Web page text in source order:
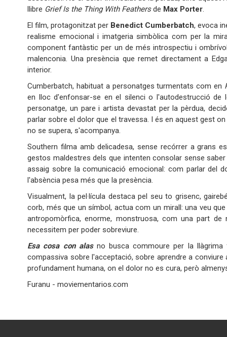
llibre Grief Is the Thing With Feathersde Max Porter.
El film, protagonitzat per Benedict Cumberbatch, evoca
realisme emocional i imatgeria simbòlica com per la
component fantàstic per un de més introspectiu i
malenconia. Una presència que remet directament a
interior.
Cumberbatch, habituat a personatges turmentats com en
en lloc d'enfonsar-se en el silenci o l'autodestrucció de
personatge, un pare i artista devastat per la pèrdua,
parlar sobre el dolor que el travessa. I és en aquest gest
no se supera, s'acompanya.
Southern filma amb delicadesa, sense recórrer a grans
gestos maldestres dels que intenten consolar sense
assaig sobre la comunicació emocional: com parlar del
l'absència pesa més que la presència.
Visualment, la pel·lícula destaca pel seu to grisenc,
corb, més que un símbol, actua com un mirall: una veu
antropomòrfica, enorme, monstruosa, com una part
necessitem per poder sobreviure.
Esa cosa con alasno busca commoure per la llàgrima
compassiva sobre l'acceptació, sobre aprendre a
profundament humana, on el dolor
Furanu - moviementarios.com